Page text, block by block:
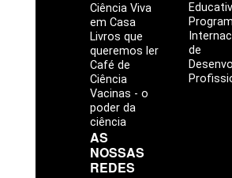
Ciência Viva
em Casa
Livros que
queremos ler
Café de
Ciência
Vacinas - o
poder da
ciência
de
AS
NOSSAS
REDES